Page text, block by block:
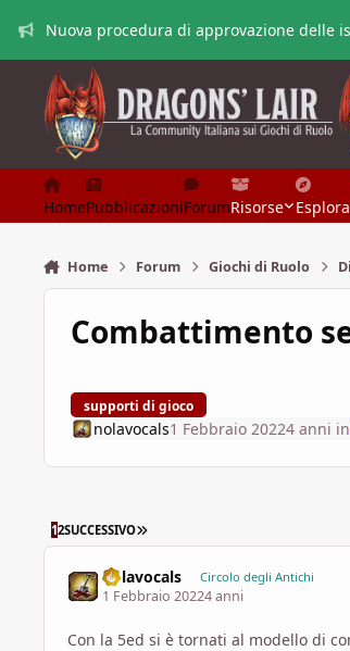
Nuova procedura di approvazione delle
HomePubblicazioniForumRisorse Esplora
Home Forum Giochi di Ruolo
Combattimento
supporti di gioco
nolavocals1 Febbraio 20224 anni in
12SUCCESSIVO ULTIMA PAGINA
nolavocals Circolo degli Antichi
1 Febbraio 20224 anni
Con la 5ed si è tornati al modello di